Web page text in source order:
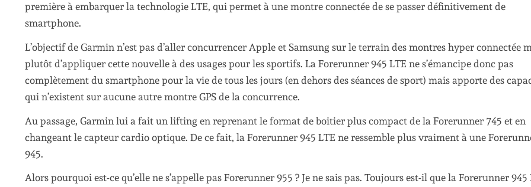
première à embarquer la technologie LTE, qui permet à une montre connectée de se passer définitivement de
smartphone.
L’objectif de Garmin n’est pas d’aller concurrencer Apple et Samsung sur le terrain des montres hyper connectée
plutôt d’appliquer cette nouvelle à des usages pour les sportifs. La Forerunner 945 LTE ne s’émancipe donc pas
complètement du smartphone pour la vie de tous les jours (en dehors des séances de sport) mais apporte des
qui n’existent sur aucune autre montre GPS de la concurrence.
Au passage, Garmin lui a fait un lifting en reprenant le format de boitier plus compact de la Forerunner 745 et en
changeant le capteur cardio optique. De ce fait, la Forerunner 945 LTE ne ressemble plus vraiment à une
945.
Alors pourquoi est-ce qu’elle ne s’appelle pas Forerunner 955 ? Je ne sais pas. Toujours est-il que la Forerunner 945